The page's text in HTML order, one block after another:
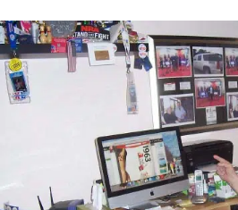
No te pierdas
últimas noticias
Suscríbete a nuestro
recibe todas las noticias